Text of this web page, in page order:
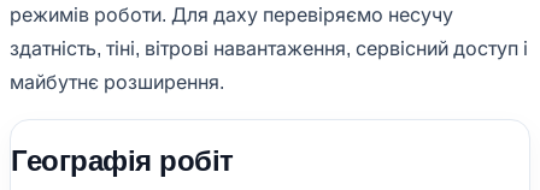
режимів роботи. Для даху перевіряємо несучу
здатність, тіні, вітрові навантаження, сервісний доступ і
майбутнє розширення.
Географія робіт